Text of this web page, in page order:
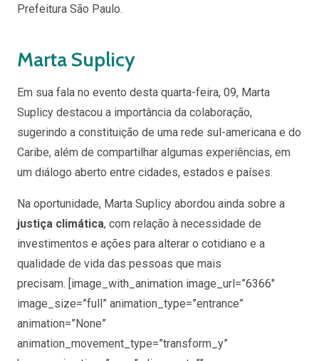
Prefeitura São Paulo.
Marta Suplicy
Em sua fala no evento desta quarta-feira, 09, Marta
Suplicy destacou a importância da colaboração,
sugerindo a constituição de uma rede sul-americana e do
Caribe, além de compartilhar algumas experiências, em
um diálogo aberto entre cidades, estados e países.
Na oportunidade, Marta Suplicy abordou ainda sobre a
justiça climática, com relação à necessidade de
investimentos e ações para alterar o cotidiano e a
qualidade de vida das pessoas que mais
precisam. [image_with_animation image_url=”6366″
image_size=”full” animation_type=”entrance”
animation=”None”
animation_movement_type=”transform_y”